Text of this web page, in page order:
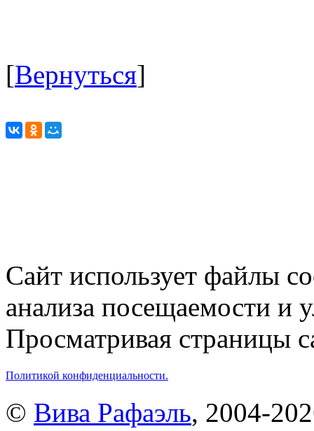
[Вернуться]
Сайт использует файлы
анализа посещаемости и
Просматривая страницы
Политикой конфиденциальности.
© Вива Рафаэль, 2004-